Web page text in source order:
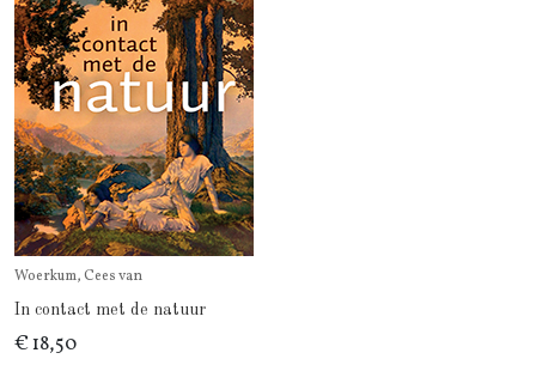
Woerkum, Cees van
In contact met de natuur
€ 18,50